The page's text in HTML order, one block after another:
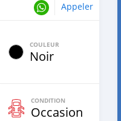
Appeler
COULEUR
Noir
CONDITION
Occasion